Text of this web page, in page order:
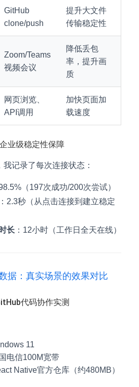
GitHub
clone/push
提升大文件
传输稳定性
Zoom/Teams
视频会议
降低丢包
率，提升画
质
网页浏览、
API调用
加快页面加
载速度
业级稳定性保障
记录了每次连接状态：
98.5%（197次成功/200次尝试）
：2.3秒（从点击连接到建立稳定
长 ：12小时（工作日全天在线）
据：真实场景的效果对比
代码协作实测
11
电信100M宽带
Native官方仓库（约480MB）